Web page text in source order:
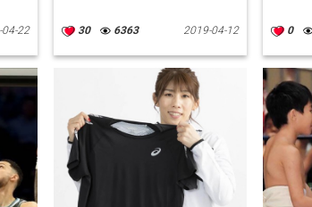
22 30 6363 2019-04-12 0